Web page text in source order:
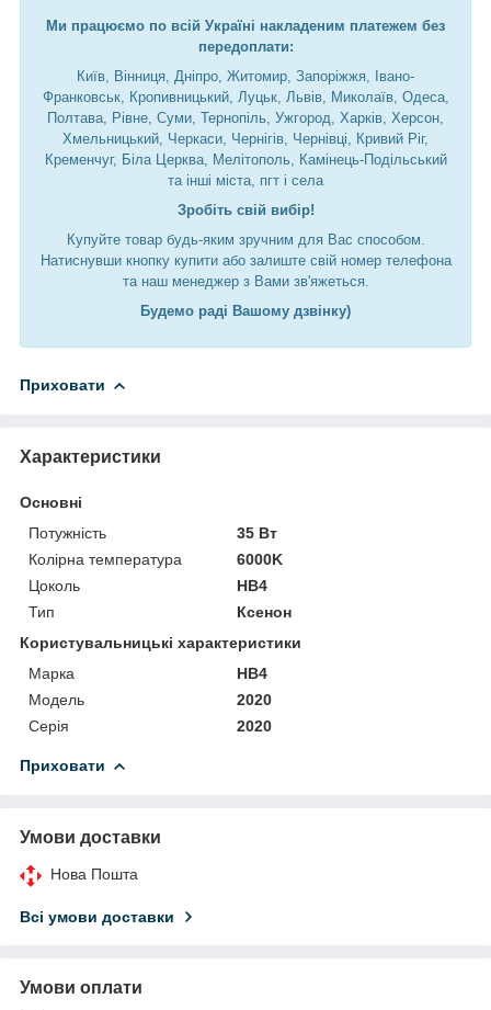
Ми працюємо по всій Україні накладеним платежем без
передоплати:
Київ, Вінниця, Дніпро, Житомир, Запоріжжя, Івано-
Франковськ, Кропивницький, Луцьк, Львів, Миколаїв, Одеса,
Полтава, Рівне, Суми, Тернопіль, Ужгород, Харків, Херсон,
Хмельницький, Черкаси, Чернігів, Чернівці, Кривий Ріг,
Кременчуг, Біла Церква, Мелітополь, Камінець-Подільський
та інші міста, пгт і села
Зробіть свій вибір!
Купуйте товар будь-яким зручним для Вас способом.
Натиснувши кнопку купити або залиште свій номер телефона
та наш менеджер з Вами зв'яжеться.
Будемо раді Вашому дзвінку)
Приховати
Характеристики
Основні
Потужність
35 Вт
Колірна температура
6000K
Цоколь
HB4
Тип
Ксенон
Користувальницькі характеристики
Марка
HB4
Мoдель
2020
Серія
2020
Приховати
Умови доставки
Нова Пошта
Всі умови доставки
Умови оплати